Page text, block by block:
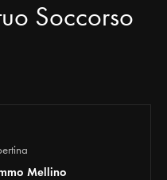
Soccorso
Mellino